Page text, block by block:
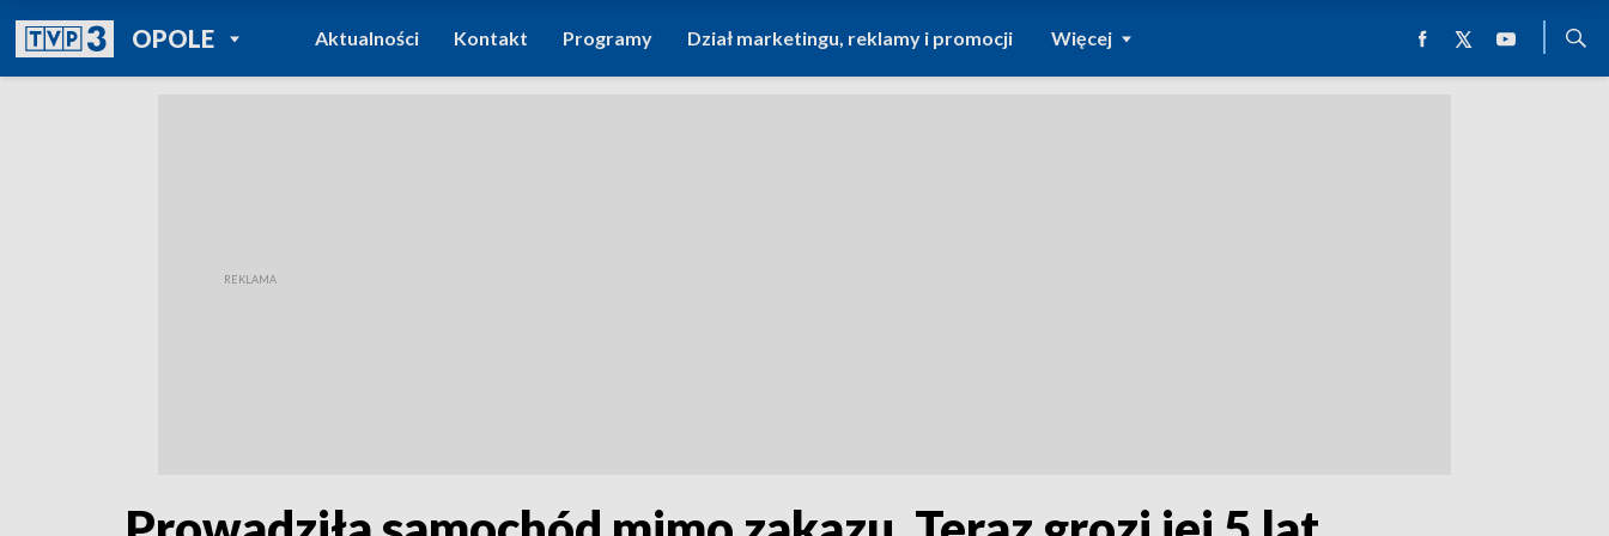
OPOLEPOWRÓT DO
TVP REGIONY
Aktualności Kontakt Programy Dział marketingu, reklamy i promocji Więcej